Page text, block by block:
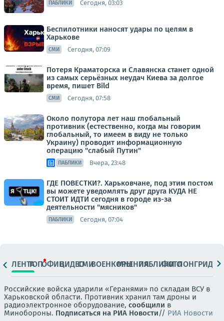
ПАБЛИКИ Сегодня, 03:03
Беспилотники наносят удары по целям в
Харькове
СМИ Сегодня, 07:09
Потеря Краматорска и Славянска станет одной
из самых серьёзных неудач Киева за долгое
время, пишет Bild
СМИ Сегодня, 07:58
Около полутора лет наш глобальный
противник (естественно, когда мы говорим
глобальный, то имеем в виду не только
Украину) проводит информационную
операцию "слабый Путин"
ПАБЛИКИ Вчера, 23:48
ГДЕ ПОВЕСТКИ?. Харьковчане, под этим постом
вы можете уведомлять друг друга КУДА НЕ
СТОИТ ИДТИ сегодня в городе из-за
деятельности "мясников"
ПАБЛИКИ Сегодня, 07:04
ЛЕНТАТОПОФИЦ.ВИДЕОСМИВОЕНКОРЫМНЕНИЯПАБЛИКИ
ФОТОЛОНГРИДЫ
Российские войска ударили «Геранями» по складам ВСУ в
Харьковской области. Противник хранил там дроны и
радиоэлектронное оборудование, сообщили в
Минобороны. Подписаться на РИА Новости// РИА Новости